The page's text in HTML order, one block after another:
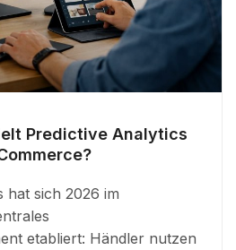
Predictive Analytics
hat sich 2026 im
etabliert: Händler nutzen